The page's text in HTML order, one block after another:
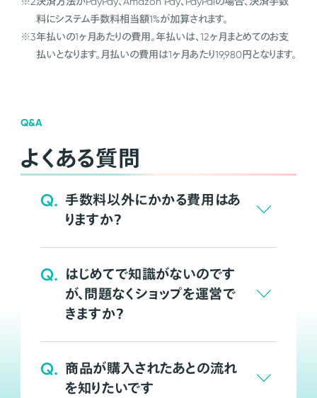
料にシステム手数料相当額1%が加算されます。
※3年払いの1ヶ月あたりの費用。年払いは、12ヶ月まとめてのお支
払いとなります。月払いの費用は1ヶ月あたり19,980円となります。
Q&A
よくある質問
Q. 手数料以外にかかる費用はあ
りますか？
Q. はじめてで知識がないのです
が、問題なくショップを運営で
きますか？
Q. 商品が購入されたあとの流れ
を知りたいです